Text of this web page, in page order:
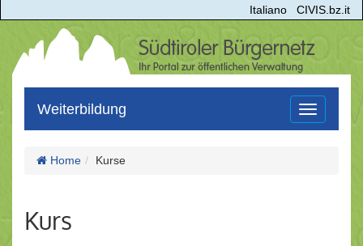
Italiano CIVIS.bz.it
Toggle
navigation
Weiterbildung
Home Kurse
Kurs